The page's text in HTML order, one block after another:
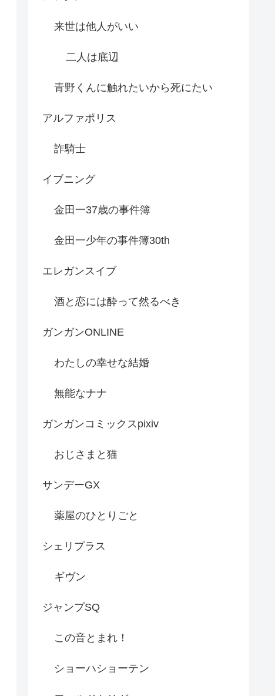
来世は他人がいい
二人は底辺
青野くんに触れたいから死にたい
アルファポリス
詐騎士
イブニング
金田一37歳の事件簿
金田一少年の事件簿30th
エレガンスイブ
酒と恋には酔って然るべき
ガンガンONLINE
わたしの幸せな結婚
無能なナナ
ガンガンコミックスpixiv
おじさまと猫
サンデーGX
薬屋のひとりごと
シェリプラス
ギヴン
ジャンプSQ
この音とまれ！
ショーハショーテン